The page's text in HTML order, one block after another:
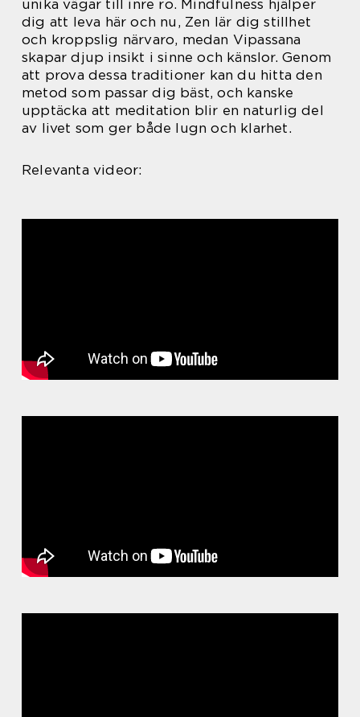
unika vägar till inre ro. Mindfulness hjälper
dig att leva här och nu, Zen lär dig stillhet
och kroppslig närvaro, medan Vipassana
skapar djup insikt i sinne och känslor. Genom
att prova dessa traditioner kan du hitta den
metod som passar dig bäst, och kanske
upptäcka att meditation blir en naturlig del
av livet som ger både lugn och klarhet.
Relevanta videor: